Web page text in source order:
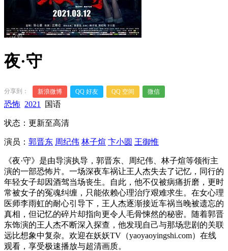
夜·守
分享到： 新浪微博 QQ 好友 QQ 空间 微信
恐怖 2021 国语
状态：更新至高清
演员： 郭晋东 周纪伟 林子煊 卞小圆 王御惟
《夜·守》是由导演执导，郭晋东、周纪伟、林子煊等领衔主
演的一部恐怖片。一场深夜车祸让王人杰失去了记忆，同行的
年轻女子却因酒驾当场丧生。自此，他不仅被病痛折磨，更时
常被女子的冤魂纠缠，只能依赖心理治疗艰难求生。在女心理
医师李雨虹的耐心引导下，王人杰逐渐接近车祸当晚被遗忘的
真相，但记忆的碎片却指向更令人毛骨悚然的秘密。随着郭晋
东饰演的王人杰不断深入探查，他发现自己与那场悲剧的关联
远比想象中复杂。欢迎在妖妖TV（yaoyaoyingshi.com）在线
观看，享受极速播放与超清画质。